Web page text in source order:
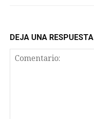
DEJA UNA RESPUESTA